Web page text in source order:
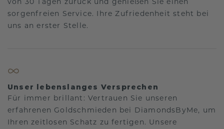
von 30 Tagen zurück und genießen Sie einen
sorgenfreien Service. Ihre Zufriedenheit steht bei
uns an erster Stelle.
Unser lebenslanges Versprechen
Für immer brillant: Vertrauen Sie unseren
erfahrenen Goldschmieden bei DiamondsByMe, um
Ihren zeitlosen Schatz zu fertigen. Unsere